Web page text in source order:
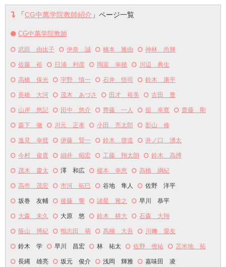
「CG中萬学院教師紹介 」ページ一覧
CG中萬学院教師
武田 由比子 伊奈 誠 橋本 雅由 神林 尚輝
佐藤 裕 日浦 利彦 岡室 幸穂 川辺 典生
高橋 保光 宇野 慎一 石井 悟司 鈴木 康平
長橋 大河 茂木 あづさ 田才 裕美 古田 豊
山岸 悠記 田中 悠介 齊藤 一人 舘 幸寛 齋藤 剛
森下 徹 川元 正孝 小田 亮太郎 影山 修
逸見 幸世 伊藤 賢一 鈴木 啓道 井ノ口 湧太
今村 俊貴 細井 昭宏 工藤 翔太朗 鈴木 高博
茂木 慶太 澤 和広 榎本 幸恵 高橋 綱紀
高市 茂宏 市河 拓巳 谷地 隼人 佐野 洋平
坂巻 友輔 後藤 響 諸星 雅之 早川 恭平
大森 未久 大原 悠 鈴木 耕大 石森 大翔
蔭山 博紀 鴨志田 萌 髙柳 大吾 川﨑 愛友
鈴木 学 早川 昌宏 林 祐太 佐野 僚祐 苫米地 拓
長縄 雄亮 坂元 俊介 浅岡 輝雅 嘉味田 凌